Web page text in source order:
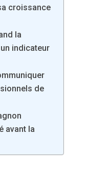
croissance
la
indicateur
de
avant la